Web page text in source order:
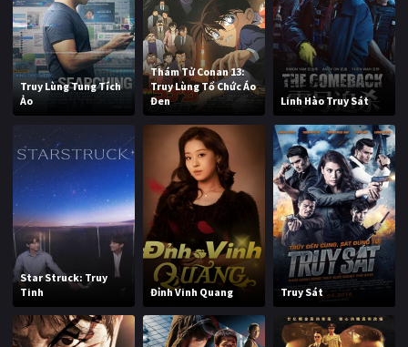
Truy Lùng Tung Tích
Ảo
Thám Tử Conan 13:
Truy Lùng Tổ Chức Áo
Đen
Linh Hào Truy Sát
Star Struck: Truy
Tinh
Đỉnh Vinh Quang Truy Sát